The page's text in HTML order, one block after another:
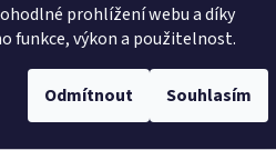
prohlížení webu a díky
funkce, výkon a použitelnost.
Odmítnout Souhlasím
alpaka je nabídkou pro ženy, které si
střih s dlouhým rukávem a
stylizace – jak do práce, tak